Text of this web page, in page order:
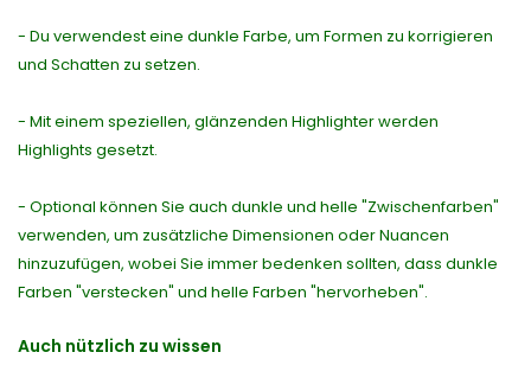
- Du verwendest eine dunkle Farbe, um Formen zu korrigieren
und Schatten zu setzen.
- Mit einem speziellen, glänzenden Highlighter werden
Highlights gesetzt.
- Optional können Sie auch dunkle und helle "Zwischenfarben"
verwenden, um zusätzliche Dimensionen oder Nuancen
hinzuzufügen, wobei Sie immer bedenken sollten, dass dunkle
Farben "verstecken" und helle Farben "hervorheben".
Auch nützlich zu wissen